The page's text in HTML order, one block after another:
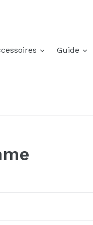
développer
Guide